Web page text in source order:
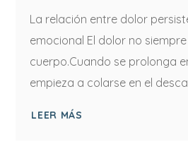
La relación entre dolor
emocional El dolor no
cuerpo.Cuando se prolonga
empieza a colarse en el
LEER MÁS